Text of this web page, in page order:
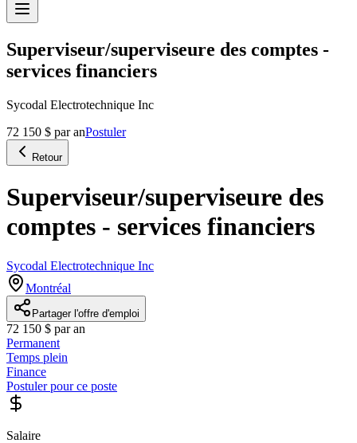
Superviseur/superviseure des comptes -
services financiers
Sycodal Electrotechnique Inc
72 150 $ par anPostuler
Retour
Superviseur/superviseure des
comptes - services financiers
Sycodal Electrotechnique Inc
Montréal
Partager l'offre d'emploi
72 150 $ par an
Permanent
Temps plein
Finance
Postuler pour ce poste
Salaire